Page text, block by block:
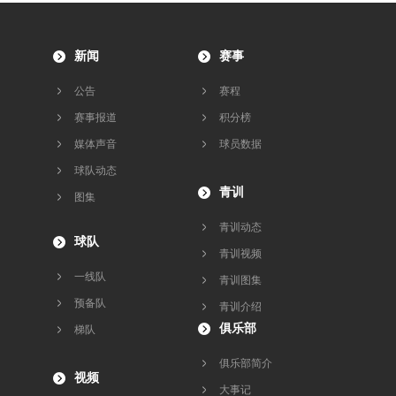
新闻
公告
赛事报道
媒体声音
球队动态
图集
赛事
赛程
积分榜
球员数据
视频
俱乐部
俱乐部简介
大事记
球队
一线队
预备队
梯队
青训
青训动态
青训视频
青训图集
青训介绍